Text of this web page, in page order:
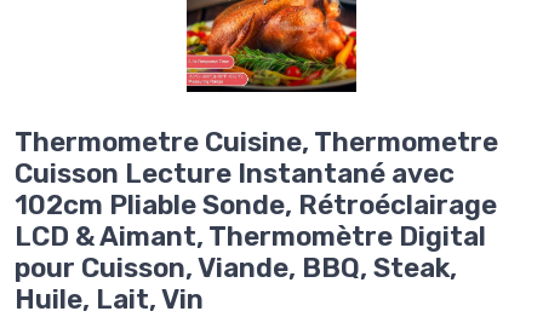
Thermometre Cuisine, Thermometre
Cuisson Lecture Instantané avec
102cm Pliable Sonde, Rétroéclairage
LCD & Aimant, Thermomètre Digital
pour Cuisson, Viande, BBQ, Steak,
Huile, Lait, Vin